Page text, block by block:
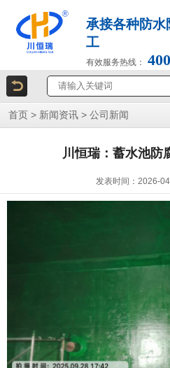
承接各种防水
工
有效服务热线：
首页 > 新闻资讯 > 公司新闻
川恒瑞：蓄水池防
发表时间：2026-